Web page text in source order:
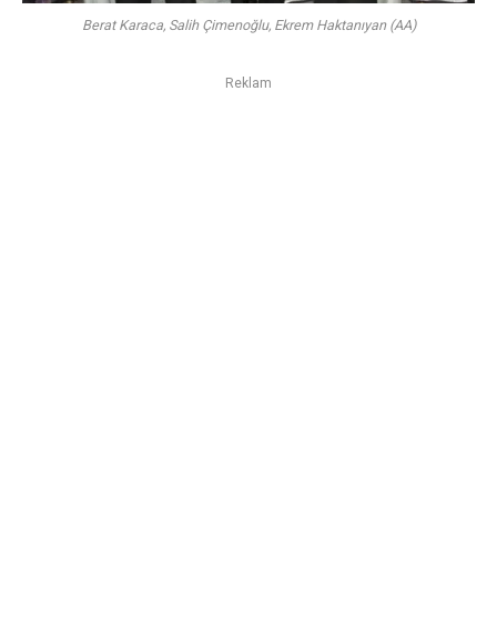
Berat Karaca, Salih Çimenoğlu, Ekrem Haktanıyan (AA)
Reklam